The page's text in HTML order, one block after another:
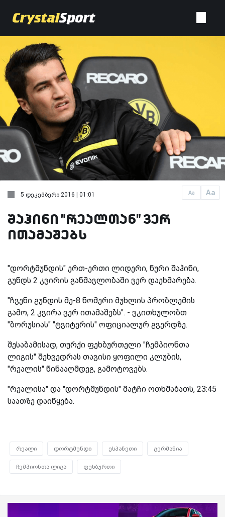
Aa Aa
5 დეკემბერი 2016 | 01:01
შაჰინი "რეალთან" ვერ
ითამაშებს
"დორტმუნდის" ერთ-ერთი ლიდერი, ნური შაჰინი,
გუნდს 2 კვირის განმავლობაში ვერ დაეხმარება.
"ჩვენი გუნდის მე-8 ნომერი მუხლის პრობლემის
გამო, 2 კვირა ვერ ითამაშებს". - ვკითხულობთ
"ბორუსიას" "ტვიტერის" ოფიციალურ გვერდზე.
შესაბამისად, თურქი ფეხბურთელი "ჩემპიონთა
ლიგის" შეხვედრას თავისი ყოფილი კლუბის,
"რეალის" წინააღმდეგ, გამოტოვებს.
"რეალისა" და "დორტმუნდის" მატჩი ოთხშაბათს, 23:45
საათზე დაიწყება.
რეალი დორტმუნდი ესპანეთი გერმანია
ჩემპიონთა ლიგა ფეხბურთი